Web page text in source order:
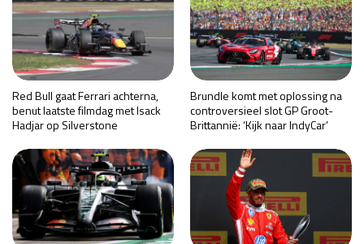
Red Bull gaat Ferrari achterna,
benut laatste filmdag met Isack
Hadjar op Silverstone
Brundle komt met oplossing na
controversieel slot GP Groot-
Brittannië: ‘Kijk naar IndyCar’